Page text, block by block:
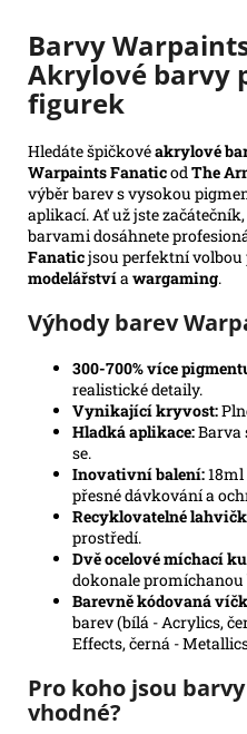
Barvy
Akrylové barvy
figurek
Hledáte špičkovéakrylové
Warpaints FanaticodThe
výběr barev s vysokou
aplikací. Ať už jste
barvami dosáhnete
Fanaticjsou perfektní volbou
modelářstvíawargaming.
Výhody barev
300-700% více
realistické detaily.
Vynikající kryvost:
Hladká aplikace:Barva
se.
Inovativní balení:
přesné dávkování a
Recyklovatelné
prostředí.
Dvě ocelové míchací
dokonale
Barevně kódovaná
barev (bílá - Acrylics,
Effects, černá -
Pro koho jsou
vhodné?